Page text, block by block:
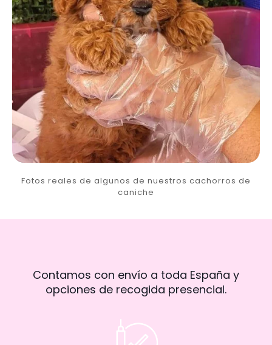
Fotos reales de algunos de nuestros cachorros de
caniche
Contamos con envío a toda España y
opciones de recogida presencial.